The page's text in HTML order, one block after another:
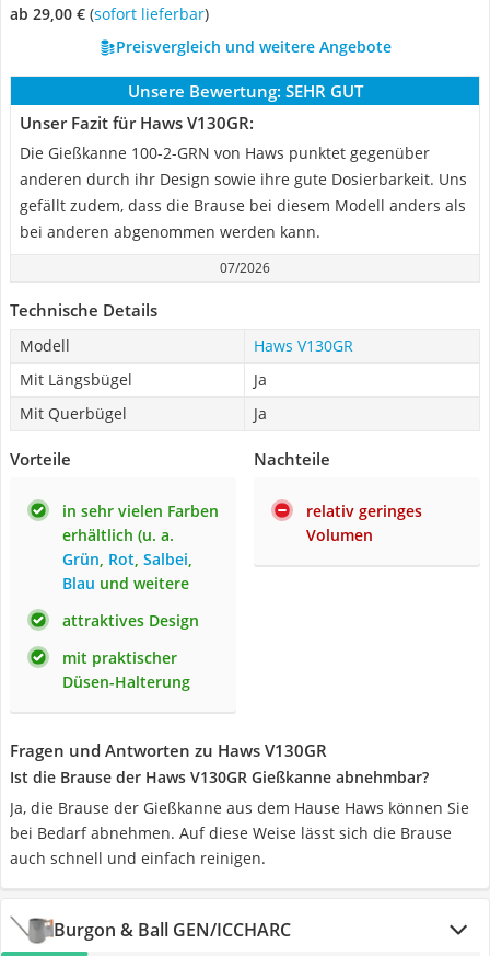
ab 29,00 € ( Sofort lieferbar)
Preisvergleich und weitere Angebote
Unsere Bewertung: SEHR GUT
Unser Fazit für Haws V130GR:
Die Gießkanne 100-2-GRN von Haws punktet gegenüber
anderen durch ihr Design sowie ihre gute Dosierbarkeit. Uns
gefällt zudem, dass die Brause bei diesem Modell anders als
bei anderen abgenommen werden kann.
07/2026
Technische Details
Modell
Haws V130GR
Mit Längsbügel
Ja
Mit Querbügel
Ja
Vorteile
in sehr vielen Farben
erhältlich (u. a.
Grün, Rot, Salbei,
Blau und weitere
attraktives Design
mit praktischer
Düsen-Halterung
Nachteile
relativ geringes
Volumen
Fragen und Antworten zu Haws V130GR
Ist die Brause der Haws V130GR Gießkanne abnehmbar?
Ja, die Brause der Gießkanne aus dem Hause Haws können Sie
bei Bedarf abnehmen. Auf diese Weise lässt sich die Brause
auch schnell und einfach reinigen.
Burgon & Ball GEN/ICCHARC